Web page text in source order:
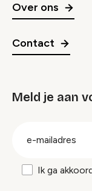
Over ons
Contact
Meld je aan
Ik ga